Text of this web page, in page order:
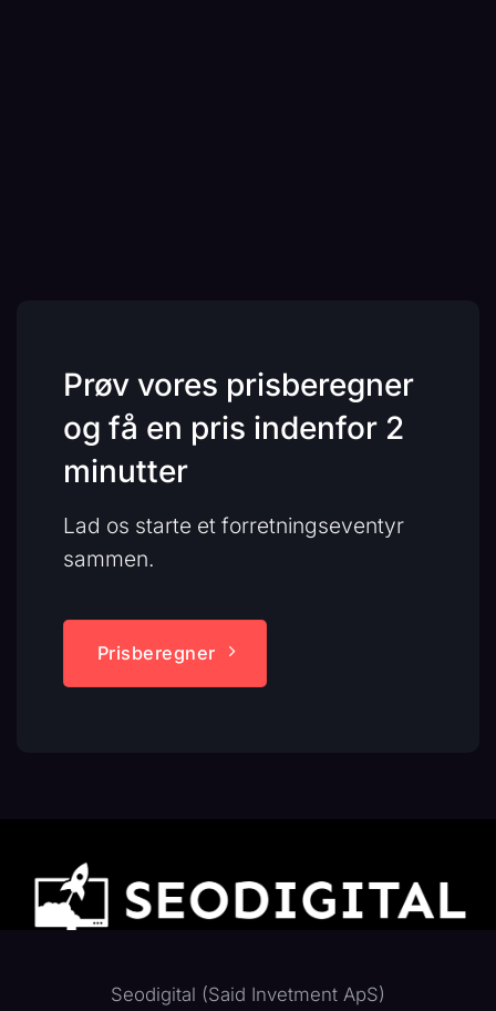
Prøv vores prisberegner
og få en pris indenfor 2
minutter
Lad os starte et forretningseventyr
sammen.
Prisberegner
Seodigital (Said Invetment ApS)